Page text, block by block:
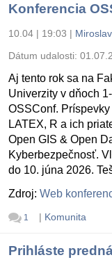
Konferencia
10.04 | 19:03 |
Dátum udalosti:
Aj tento rok sa na
Univerzity v dňoch
OSSConf.
LATEX, R a ich
Open GIS & Open
Kyberbezpečnosť.
do 10. júna 2026.
Zdroj: Web
1 | Komunita
Prihláste